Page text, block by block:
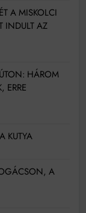
a 80-
A MISKOLCI
INDULT AZ
HÁROM
ERRE
KUTYA
A